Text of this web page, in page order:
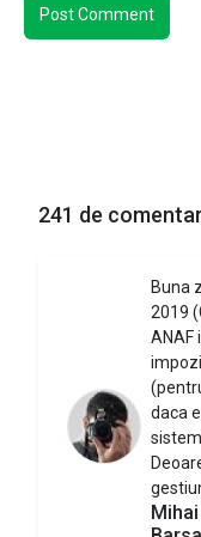
241 de
Buna
2019
ANAF
daca
Mihai